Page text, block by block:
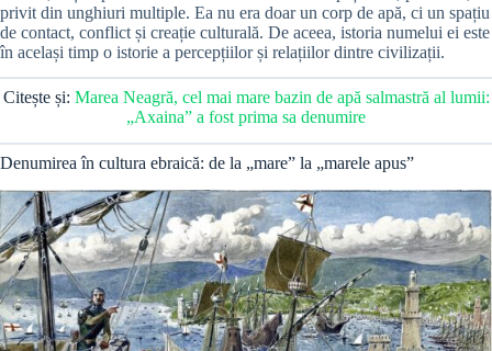
privit din unghiuri multiple. Ea nu era doar un corp de apă, ci un spațiu
de contact, conflict și creație culturală. De aceea, istoria numelui ei este
în același timp o istorie a percepțiilor și relațiilor dintre civilizații.
Citește și: Marea Neagră, cel mai mare bazin de apă salmastră al lumii:
„Axaina” a fost prima sa denumire
Denumirea în cultura ebraică: de la „mare” la „marele apus”